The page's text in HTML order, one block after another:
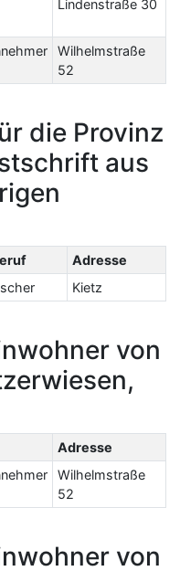
Lindenstraße 30
Wilhelmstraße
52
die Provinz
aus
Adresse
Kietz
von
Adresse
Wilhelmstraße
52
von